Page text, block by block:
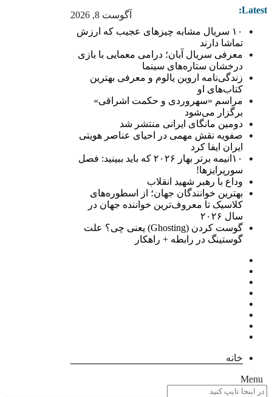
آگوست 8, 2026 Latest:
۱۰ سریال مشابه چیزهای عجیب که ارزش
تماشا دارند
معرفی سریال آبان؛ درامی معمایی با بازی
درخشان ستاره‌های سینما
زندگی‌نامه اروین یالوم و معرفی بهترین
کتاب‌های او
مراسم «سهروردی و حکمت اشراقی»
برگزار می‌شود
دومین مانگای ایرانی منتشر شد
صفویه نقش مهمی در احیای عناصر هویتی
ایران ایفا کرد
۱۰انیمه برتر بهار ۲۰۲۶ که باید ببینید: فصل
سورپرایزها!
وداع با رهبر شهید انقلاب
بهترین خوانندگان جهان؛ از اسطوره‌های
کلاسیک تا معروف‌ترین خواننده جهان در
سال ۲۰۲۶
گوست کردن (Ghosting) یعنی چی؟ علت
گوستینگ در رابطه + راهکار
خانه
Menu